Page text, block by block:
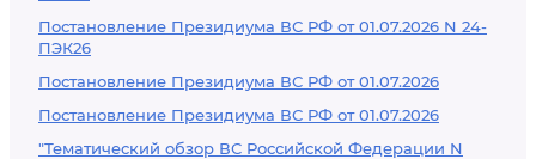
Постановление Президиума ВС РФ от 01.07.2026 N 24-
ПЭК26
Постановление Президиума ВС РФ от 01.07.2026
Постановление Президиума ВС РФ от 01.07.2026
"Тематический обзор ВС Российской Федерации N